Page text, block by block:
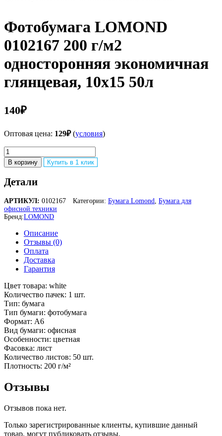
Фотобумага LOMOND
0102167 200 г/м2
односторонняя экономичная
глянцевая, 10х15 50л
140₽
Оптовая цена: 129₽(условия)
Количество
товара
Фотобумага
LOMOND
0102167
г/
м2
односторонняя
экономичная
глянцевая,
10х15
В корзину Купить в 1 клик
Детали
АРТИКУЛ: 0102167 Категории: Бумага Lomond
Бумага для
офисной техники
Бренд:LOMOND
Описание
Отзывы (0)
Оплата
Доставка
Гарантия
Цвет товара: white
Количество пачек: 1 шт.
Тип: бумага
Тип бумаги: фотобумага
Формат: A6
Вид бумаги: офисная
Особенности: цветная
Фасовка: лист
Количество листов: 50 шт.
Плотность: 200 г/м²
Отзывы
Отзывов пока нет.
Только зарегистрированные клиенты, купившие данный
товар, могут публиковать отзывы.